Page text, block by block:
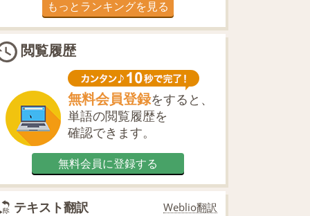
もっとランキングを見る
閲覧履歴
無料会員登録をすると、
単語の閲覧履歴を
確認できます。
無料会員に登録する
テキスト翻訳 Weblio翻訳